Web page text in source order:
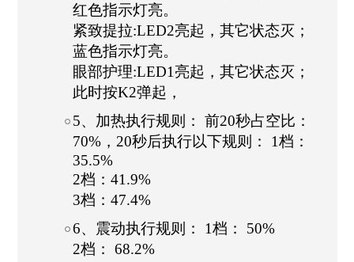
红色指示灯亮。
紧致提拉:LED2亮起，其它状态灭；
蓝色指示灯亮。
眼部护理:LED1亮起，其它状态灭；
此时按K2弹起，
5、加热执行规则： 前20秒占空比：
70%，20秒后执行以下规则： 1档：
35.5%
2档：41.9%
3档：47.4%
6、震动执行规则： 1档： 50%
2档： 68.2%